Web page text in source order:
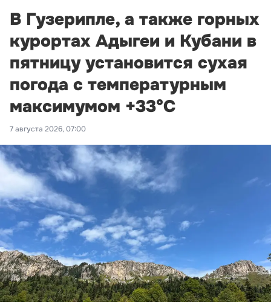
В Гузерипле, а также горных
курортах Адыгеи и Кубани в
пятницу установится сухая
погода с температурным
максимумом +33°С
7 августа 2026, 07:00